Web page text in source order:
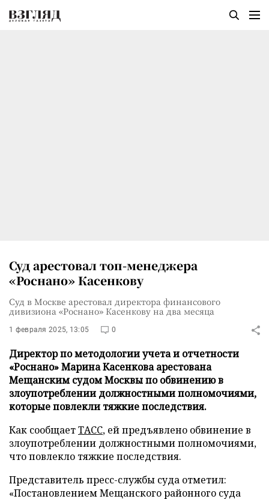
Суд арестовал топ-менеджера
«Роснано» Касенкову
Суд в Москве арестовал директора финансового
дивизиона «Роснано» Касенкову на два месяца
1 февраля 2025, 13:05 0
Директор по методологии учета и отчетности
«Роснано» Марина Касенкова арестована
Мещанским судом Москвы по обвинению в
злоупотреблении должностными полномочиями,
которые повлекли тяжкие последствия.
Как сообщаетТАСС, ей предъявлено обвинение в
злоупотреблении должностными полномочиями,
что повлекло тяжкие последствия.
Представитель пресс-службы суда отметил:
«Постановлением Мещанского районного суда